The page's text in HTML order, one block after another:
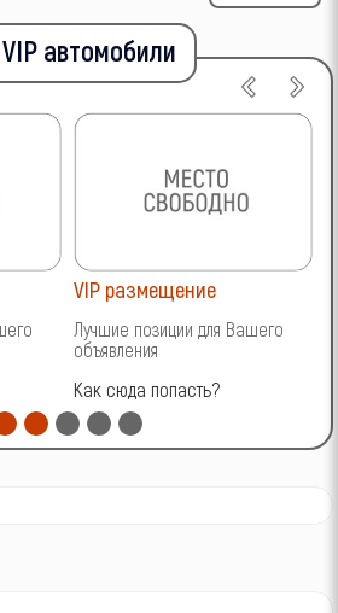
VIP автомобили
VIP размещение
Лучшие позиции для Вашего
объявления
Как сюда попасть?